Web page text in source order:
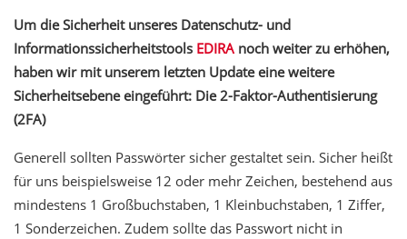
Um die Sicherheit unseres Datenschutz- und
Informationssicherheitstools EDIRA noch weiter zu erhöhen,
haben wir mit unserem letzten Update eine weitere
Sicherheitsebene eingeführt: Die 2-Faktor-Authentisierung
(2FA)
Generell sollten Passwörter sicher gestaltet sein. Sicher heißt
für uns beispielsweise 12 oder mehr Zeichen, bestehend aus
mindestens 1 Großbuchstaben, 1 Kleinbuchstaben, 1 Ziffer,
1 Sonderzeichen. Zudem sollte das Passwort nicht in